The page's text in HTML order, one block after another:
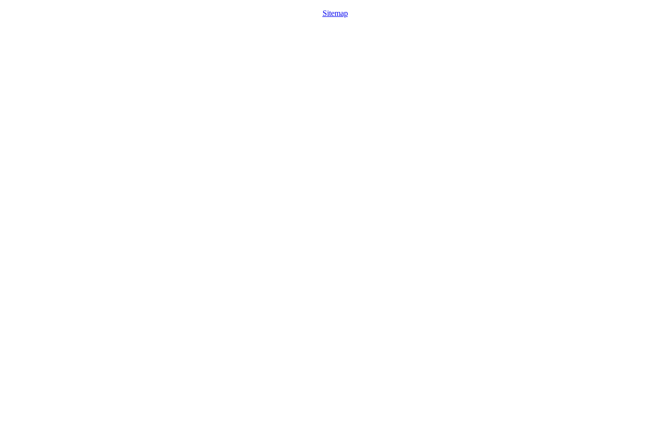
Sitemap